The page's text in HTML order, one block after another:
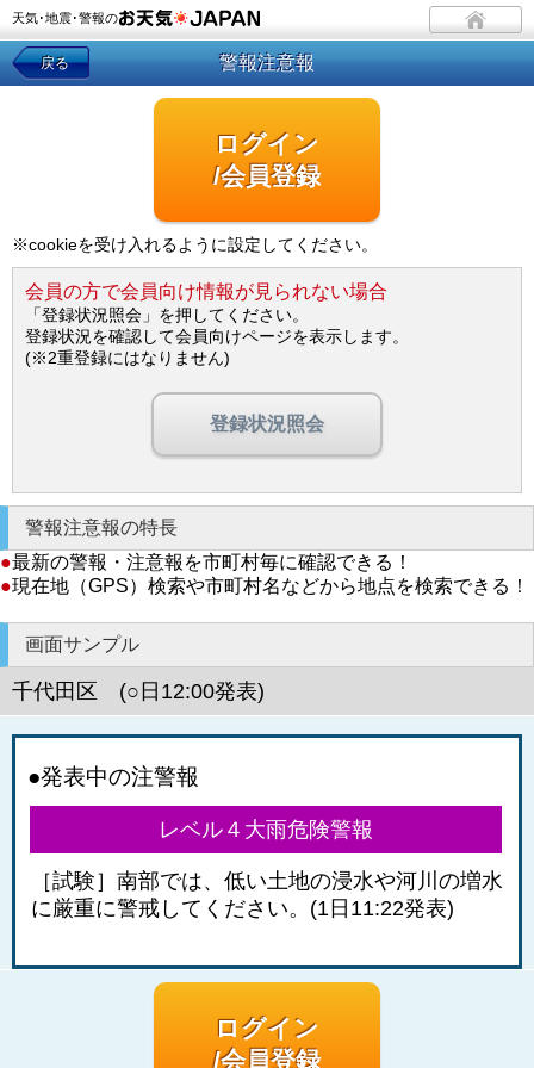
天気･地震･警報の
戻る 警報注意報
ログイン
/会員登録
※cookieを受け入れるように設定してください。
会員の方で会員向け情報が見られない場合
「登録状況照会」を押してください。
登録状況を確認して会員向けページを表示します。
(※2重登録にはなりません)
登録状況照会
警報注意報の特長
●最新の警報・注意報を市町村毎に確認できる！
●現在地（GPS）検索や市町村名などから地点を検索できる！
画面サンプル
千代田区 (○日12:00発表)
●発表中の注警報
レベル４大雨危険警報
［試験］南部では、低い土地の浸水や河川の増水
に厳重に警戒してください。(1日11:22発表)
ログイン
/会員登録